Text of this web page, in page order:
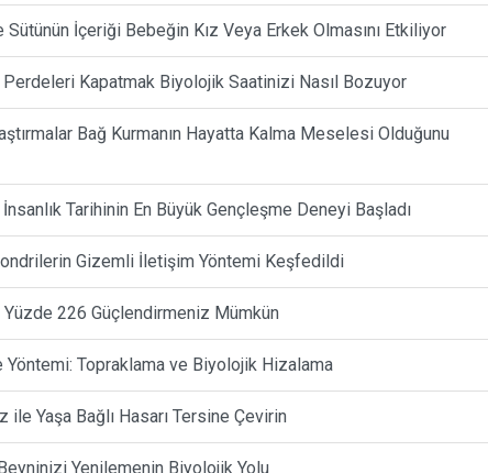
Sütünün İçeriği Bebeğin Kız Veya Erkek Olmasını Etkiliyor
Perdeleri Kapatmak Biyolojik Saatinizi Nasıl Bozuyor
Bağ Kurmanın Hayatta Kalma Meselesi Olduğunu
Tarihinin En Büyük Gençleşme Deneyi Başladı
Gizemli İletişim Yöntemi Keşfedildi
Yüzde 226 Güçlendirmeniz Mümkün
Yöntemi: Topraklama ve Biyolojik Hizalama
Yaşa Bağlı Hasarı Tersine Çevirin
Yenilemenin Biyolojik Yolu